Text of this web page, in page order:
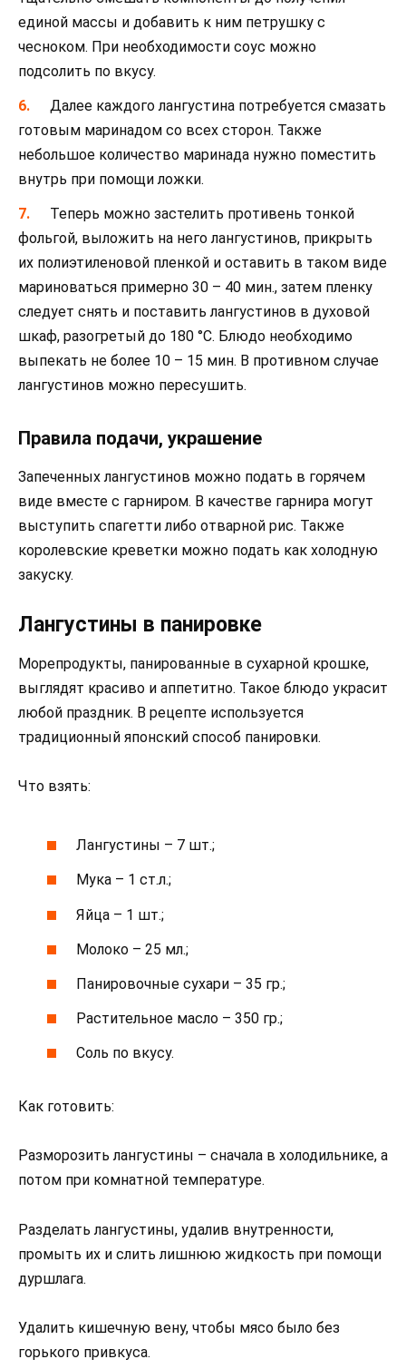
единой массы и добавить к ним петрушку с
чесноком. При необходимости соус можно
подсолить по вкусу.
Далее каждого лангустина потребуется смазать
готовым маринадом со всех сторон. Также
небольшое количество маринада нужно поместить
внутрь при помощи ложки.
Теперь можно застелить противень тонкой
фольгой, выложить на него лангустинов, прикрыть
их полиэтиленовой пленкой и оставить в таком виде
мариноваться примерно 30 – 40 мин., затем пленку
следует снять и поставить лангустинов в духовой
шкаф, разогретый до 180 °C. Блюдо необходимо
выпекать не более 10 – 15 мин. В противном случае
лангустинов можно пересушить.
Правила подачи, украшение
Запеченных лангустинов можно подать в горячем
виде вместе с гарниром. В качестве гарнира могут
выступить спагетти либо отварной рис. Также
королевские креветки можно подать как холодную
закуску.
Лангустины в панировке
Морепродукты, панированные в сухарной крошке,
выглядят красиво и аппетитно. Такое блюдо украсит
любой праздник. В рецепте используется
традиционный японский способ панировки.
Что взять:
Лангустины – 7 шт.;
Мука – 1 ст.л.;
Яйца – 1 шт.;
Молоко – 25 мл.;
Панировочные сухари – 35 гр.;
Растительное масло – 350 гр.;
Соль по вкусу.
Как готовить:
Разморозить лангустины – сначала в холодильнике, а
потом при комнатной температуре.
Разделать лангустины, удалив внутренности,
промыть их и слить лишнюю жидкость при помощи
дуршлага.
Удалить кишечную вену, чтобы мясо было без
горького привкуса.